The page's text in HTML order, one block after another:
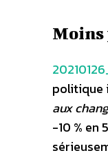
Moins
politique
aux
-10 % en